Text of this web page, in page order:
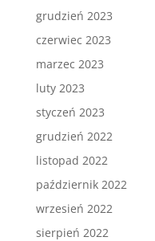
grudzień 2023
czerwiec 2023
marzec 2023
luty 2023
styczeń 2023
grudzień 2022
listopad 2022
październik 2022
wrzesień 2022
sierpień 2022